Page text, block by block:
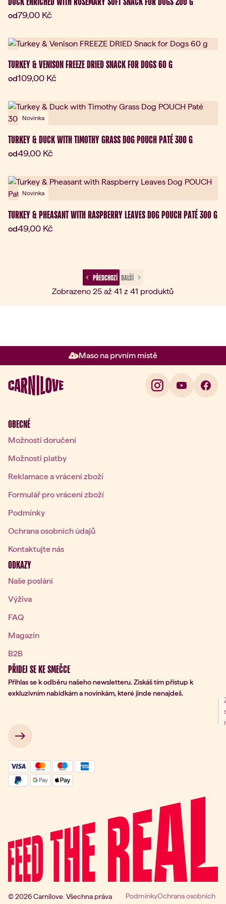
odAktuální cena:
79,00 Kč
TURKEY & VENISON FREEZE DRIED SNACK FOR DOGS 60 G
odAktuální cena:
109,00 Kč
Novinka
TURKEY & DUCK WITH TIMOTHY GRASS DOG POUCH PATÉ 300 G
odAktuální cena:
49,00 Kč
Novinka
TURKEY & PHEASANT WITH RASPBERRY LEAVES DOG POUCH PATÉ 300 G
odAktuální cena:
49,00 Kč
PŘEDCHOZÍ DALŠÍ
Zobrazeno 25 až 41 z 41 produktů
Maso na prvním místě
Položka 2 z 3: Maso na prvním
OBECNÉ
Možnosti doručení
Možnosti platby
Reklamace a vrácení zboží
Formulář pro vrácení zboží
Podmínky
Ochrana osobních údajů
Kontaktujte nás
ODKAZY
Naše poslání
Výživa
FAQ
Magazín
B2B
PŘIDEJ SE KE SMEČCE
Přihlas se k odběru našeho newsletteru. Získáš tím přístup k
exkluzivním nabídkám a novinkám, které jinde nenajdeš.
k odběru
→
© 2026 Carnilove. Všechna práva
PodmínkyOchrana osobních